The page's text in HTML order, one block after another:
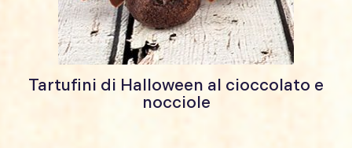
Tartufini di Halloween al cioccolato e
nocciole